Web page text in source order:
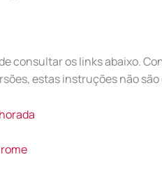
consultar os links abaixo.
estas instruções não